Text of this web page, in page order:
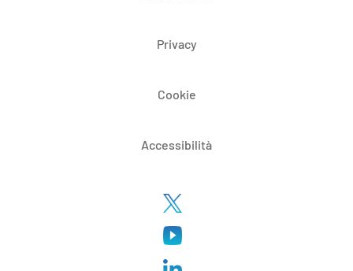
Privacy
Cookie
Accessibilità